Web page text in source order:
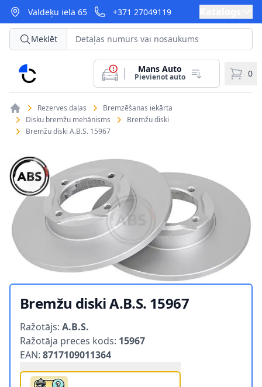
Valdeķu iela 65 +371 27049119
CarParts
Meklēt
Mans Auto
Pievienot auto 0
Rezerves daļas
Bremzēšanas iekārta
Disku bremžu mehānisms
Bremžu diski
Bremžu diski A.B.S. 15967
Bremžu diski A.B.S. 15967
Ražotājs: A.B.S.
Ražotāja preces kods: 15967
EAN: 8717109011364